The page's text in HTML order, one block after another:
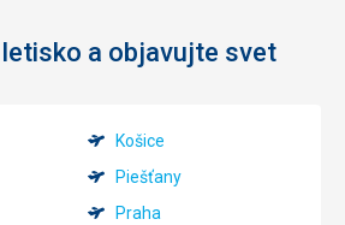
a objavujte svet
Košice
Piešťany
Praha